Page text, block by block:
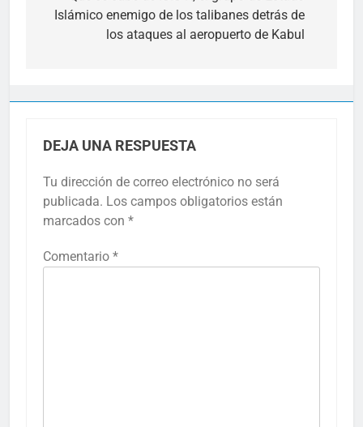
entradas
Islámico enemigo de los talibanes detrás de
los ataques al aeropuerto de Kabul
DEJA UNA RESPUESTA
Tu dirección de correo electrónico no será
publicada. Los campos obligatorios están
marcados con *
Comentario *